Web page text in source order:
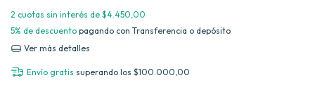
2 cuotas sin interés de $4.450,00
5% de descuento pagando con Transferencia o depósito
Ver más detalles
Envío gratis superando los $100.000,00